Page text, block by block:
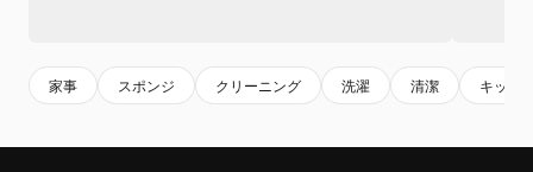
家事 スポンジ クリーニング 洗濯 清潔 キッチ